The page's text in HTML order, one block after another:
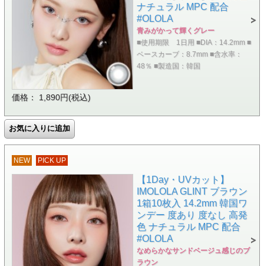
ナチュラル MPC 配合
#OLOLA
青みがかって輝くグレー
■使用期限 1日用 ■DIA：14.2mm ■
ベースカーブ：8.7mm ■含水率：
48％ ■製造国：韓国
価格： 1,890円(税込)
NEW PICK UP
【1Day・UVカット】
IMOLOLA GLINT ブラウン
1箱10枚入 14.2mm 韓国ワ
ンデー 度あり 度なし 高発
色 ナチュラル MPC 配合
#OLOLA
なめらかなサンドベージュ感じのブ
ラウン